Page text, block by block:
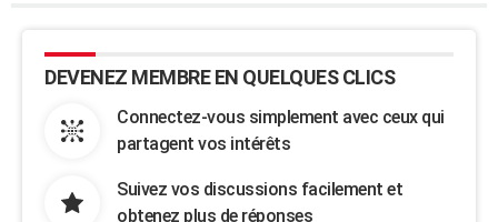
DEVENEZ MEMBRE EN QUELQUES CLICS
Connectez-vous simplement avec ceux qui
partagent vos intérêts
Suivez vos discussions facilement et
obtenez plus de réponses